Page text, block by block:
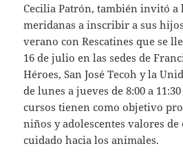
Cecilia Patrón, también invitó a
meridanas a inscribir a sus
verano con Rescatines que se
16 de julio en las sedes de
Héroes, San José Tecoh y la
de lunes a jueves de 8:00 a
cursos tienen como objetivo
niños y adolescentes valores
cuidado hacia los animales.